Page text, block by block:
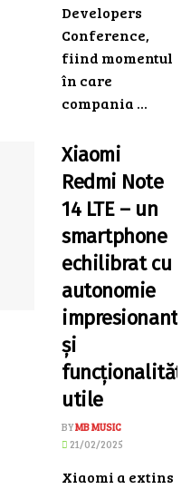
Developers
Conference,
fiind momentul
în care
compania ...
Xiaomi
Redmi Note
14 LTE – un
smartphone
echilibrat cu
autonomie
impresionantă
și
funcționalități
utile
BYMB MUSIC
21/02/2025
Xiaomi a extins